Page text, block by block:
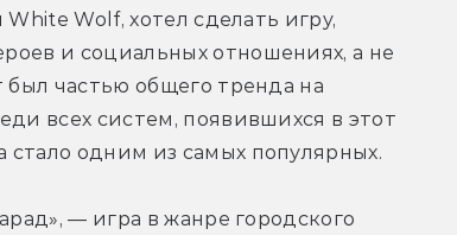
Wolf, хотел сделать игру,
и социальных отношениях, а не
был частью общего тренда на
всех систем, появившихся в этот
одним из самых популярных.
— игра в жанре городского